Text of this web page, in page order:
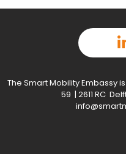
The Smart Mobility Embassy
59 | 2611 RC